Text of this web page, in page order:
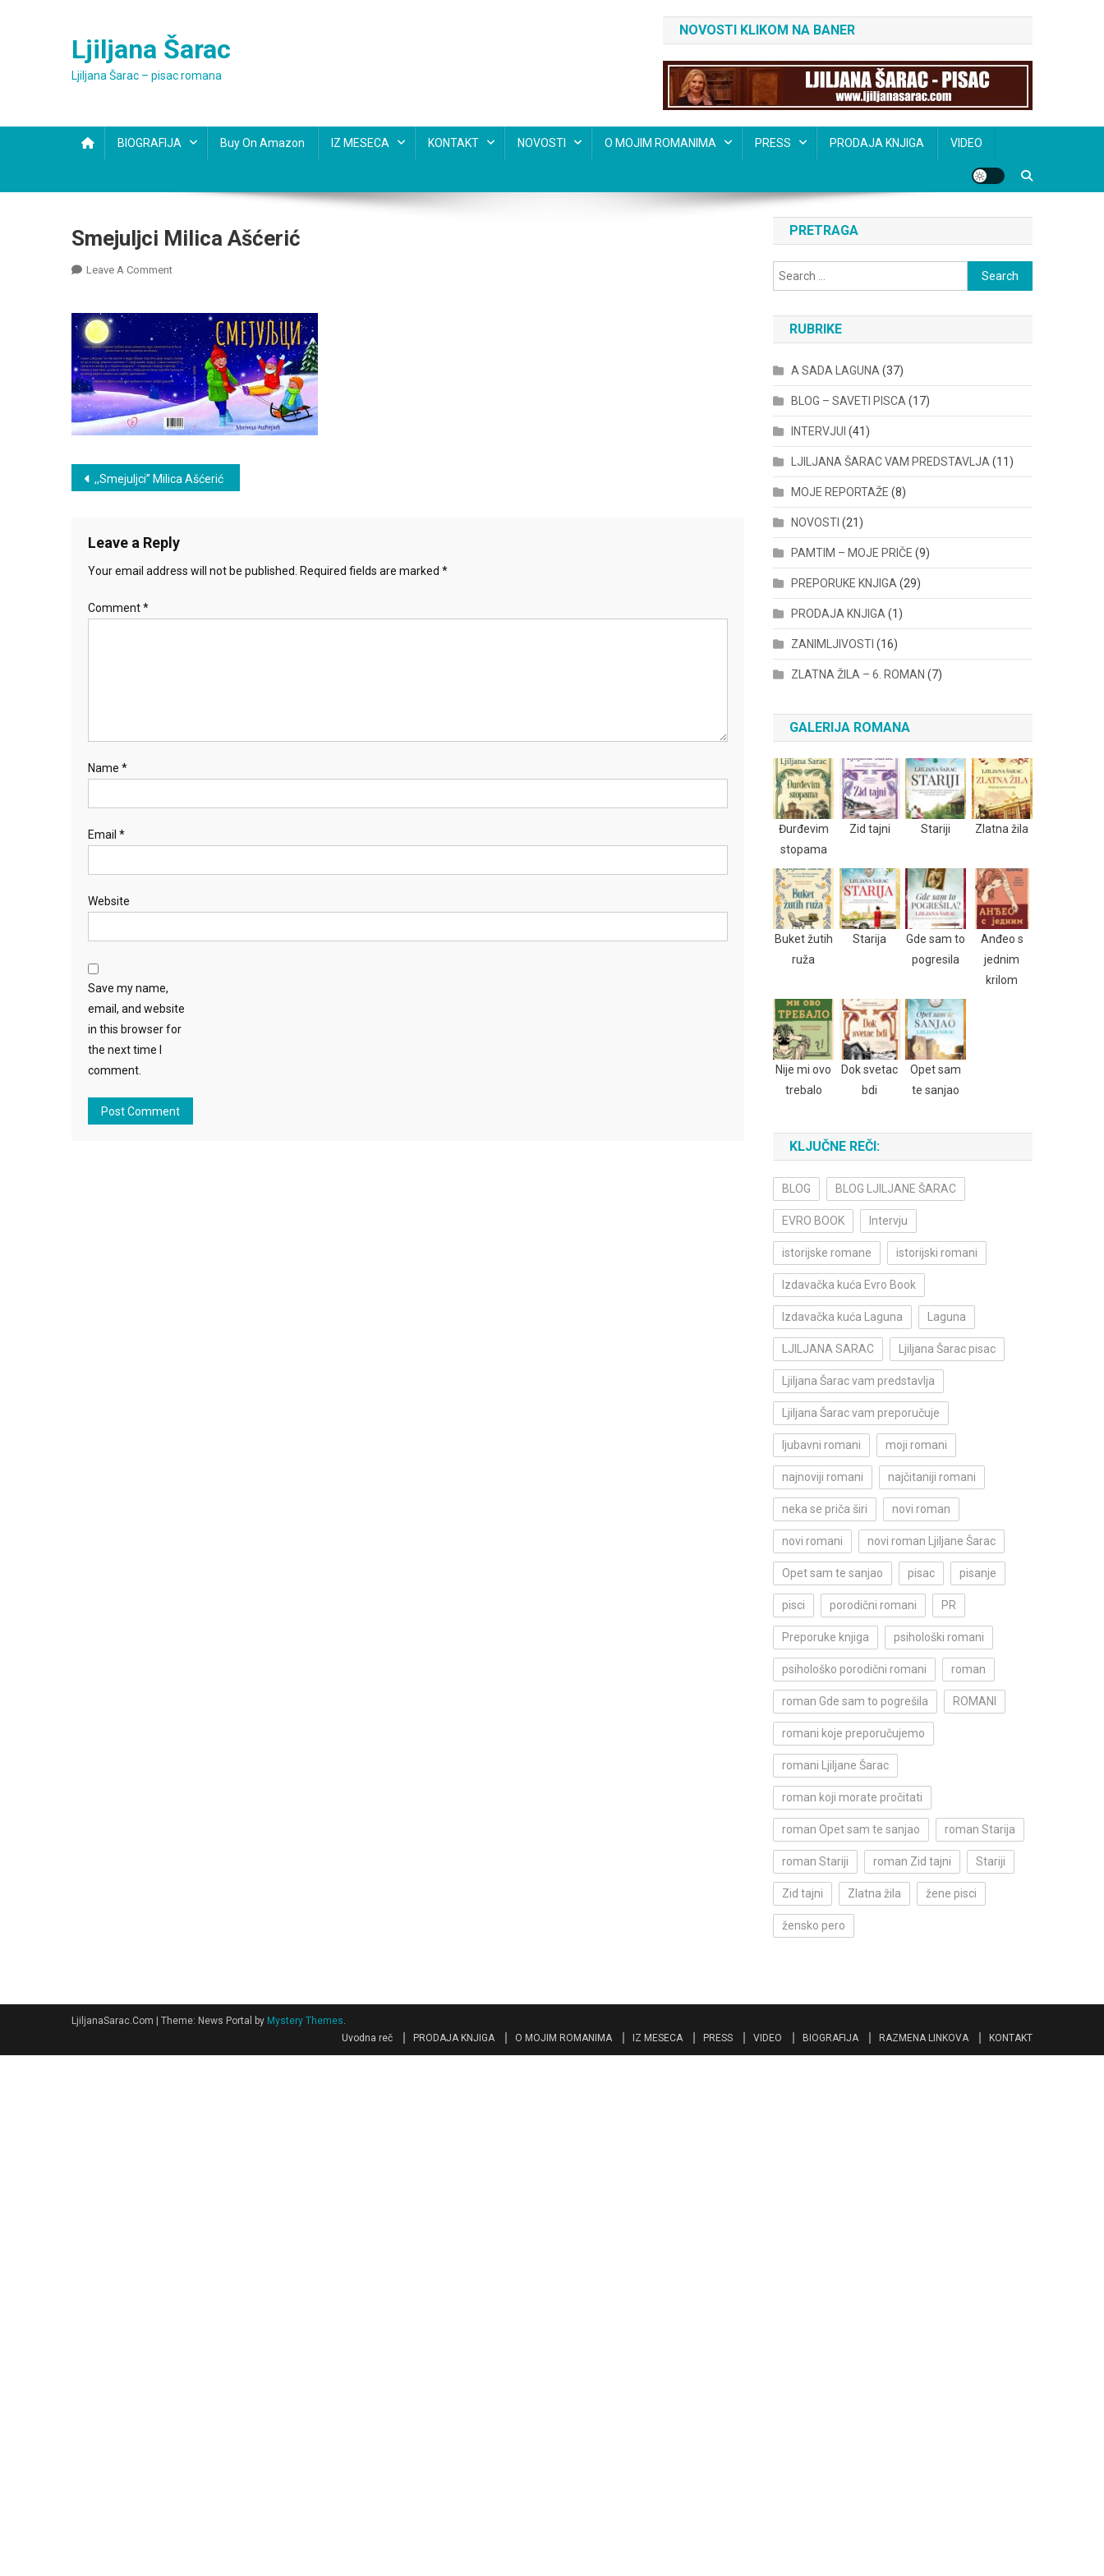
Ljiljana Šarac
Ljiljana Šarac – pisac romana
NOVOSTI KLIKOM NA BANER
BIOGRAFIJA Buy On Amazon IZ MESECA KONTAKT NOVOSTI O MOJIM ROMANIMA PRESS PRODAJA KNJIGA VIDEO
Smejuljci Milica Ašćerić
Leave A CommentOn
Ašćerić
Post
,,Smejuljci” Milica Ašćerić
Leave a Reply
Your email address will not be published. Required fields are marked *
Comment*
Name *
Email *
Website
Save my name,
email, and website
in this browser for
the next time I
comment.
PRETRAGA
Search
for:
RUBRIKE
A SADA LAGUNA (37)
BLOG – SAVETI PISCA (17)
INTERVJUI (41)
LJILJANA ŠARAC VAM PREDSTAVLJA (11)
MOJE REPORTAŽE (8)
NOVOSTI (21)
PAMTIM – MOJE PRIČE (9)
PREPORUKE KNJIGA (29)
PRODAJA KNJIGA (1)
ZANIMLJIVOSTI (16)
ZLATNA ŽILA – 6. ROMAN (7)
GALERIJA ROMANA
Đurđevim
stopama
Zid tajni Stariji Zlatna žila
Buket žutih
ruža
Starija
Gde sam to
pogresila
Anđeo s
jednim
krilom
Nije mi ovo
trebalo
Dok svetac
bdi
Opet sam
te sanjao
KLJUČNE REČI:
BLOG BLOG LJILJANE ŠARAC
EVRO BOOK Intervju
istorijske romane istorijski romani
Izdavačka kuća Evro Book
Izdavačka kuća Laguna Laguna
LJILJANA SARAC Ljiljana Šarac pisac
Ljiljana Šarac vam predstavlja
Ljiljana Šarac vam preporučuje
ljubavni romani moji romani
najnoviji romani najčitaniji romani
neka se priča širi novi roman
novi romani novi roman Ljiljane Šarac
Opet sam te sanjao pisac pisanje
pisci porodični romani PR
Preporuke knjiga psihološki romani
psihološko porodični romani roman
roman Gde sam to pogrešila ROMANI
romani koje preporučujemo
romani Ljiljane Šarac
roman koji morate pročitati
roman Opet sam te sanjao roman Starija
roman Stariji roman Zid tajni Stariji
Zid tajni Zlatna žila žene pisci
žensko pero
LjiljanaSarac.Com Theme: News Portal by Mystery Themes.
Uvodna reč
PRODAJA KNJIGA O MOJIM ROMANIMA IZ MESECA PRESS VIDEO BIOGRAFIJA RAZMENA LINKOVA KONTAKT